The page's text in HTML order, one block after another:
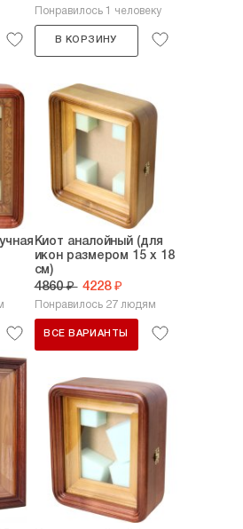
Понравилось 1 человеку
В КОРЗИНУ
Киот аналойный (для
икон размером 15 х 18
см)
4860 ₽ 4228 ₽
Понравилось 27 людям
ВСЕ ВАРИАНТЫ